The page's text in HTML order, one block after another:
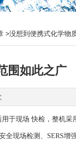
>没想到便携式化学物
围如此之广
于现场 快检，整机采
全现场检测、SERS增